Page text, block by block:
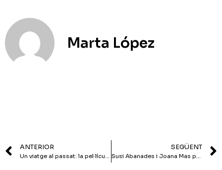
Marta López
ANTERIOR SEGÜENT